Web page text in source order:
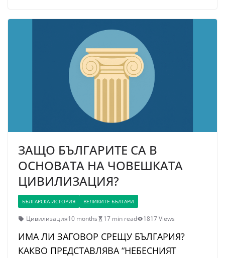
ЗАЩО БЪЛГАРИТЕ СА В
ОСНОВАТА НА ЧОВЕШКАТА
ЦИВИЛИЗАЦИЯ?
БЪЛГАРСКА ИСТОРИЯ ВЕЛИКИТЕ БЪЛГАРИ
Цивилизация10 months 17 min read 1817 Views
ИМА ЛИ ЗАГОВОР СРЕЩУ БЪЛГАРИЯ?
КАКВО ПРЕДСТАВЛЯВА “НЕБЕСНИЯТ